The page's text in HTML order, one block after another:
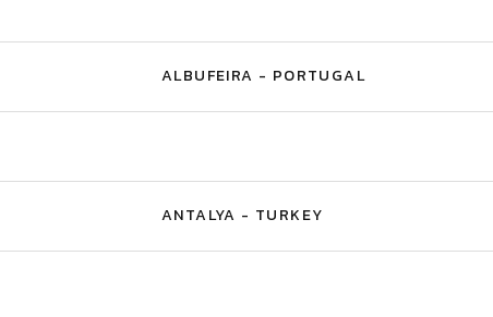
ALBUFEIRA - PORTUGAL
ANTALYA - TURKEY